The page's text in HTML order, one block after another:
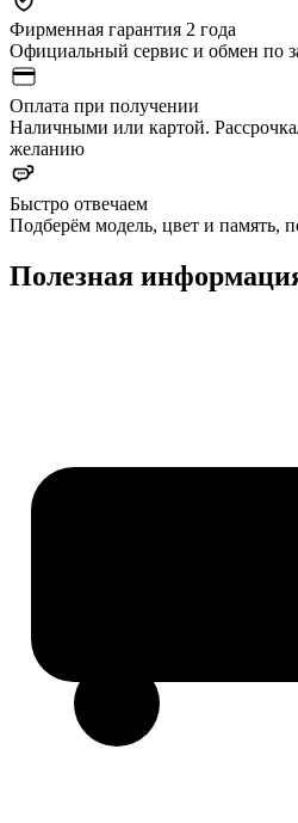
Фирменная гарантия 2 года
Официальный сервис и обмен по
Оплата при получении
Наличными или картой.
желанию
Быстро отвечаем
Подберём модель, цвет и память,
Полезная